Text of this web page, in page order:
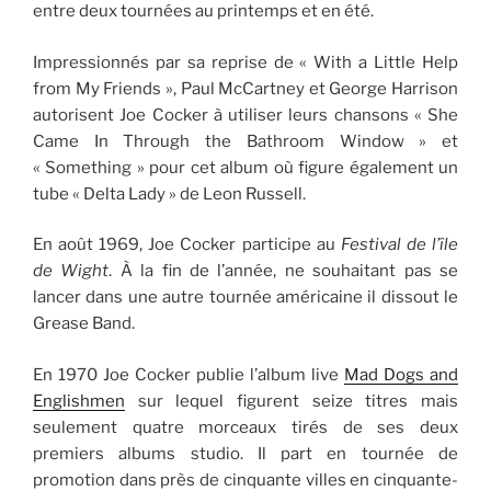
entre deux tournées au printemps et en été.
Impressionnés par sa reprise de « With a Little Help
from My Friends », Paul McCartney et George Harrison
autorisent Joe Cocker à utiliser leurs chansons « She
Came In Through the Bathroom Window » et
« Something » pour cet album où figure également un
tube « Delta Lady » de Leon Russell.
En août 1969, Joe Cocker participe au Festival de l’île
de Wight. À la fin de l’année, ne souhaitant pas se
lancer dans une autre tournée américaine il dissout le
Grease Band.
En 1970 Joe Cocker publie l’album live Mad Dogs and
Englishmen sur lequel figurent seize titres mais
seulement quatre morceaux tirés de ses deux
premiers albums studio. Il part en tournée de
promotion dans près de cinquante villes en cinquante-